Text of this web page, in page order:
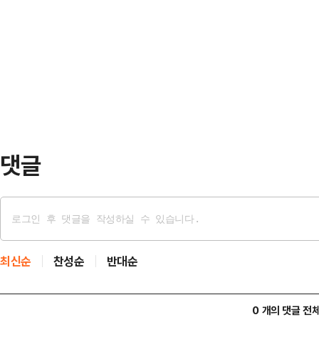
댓글
최신순 찬성순 반대순
0 개의 댓글 전